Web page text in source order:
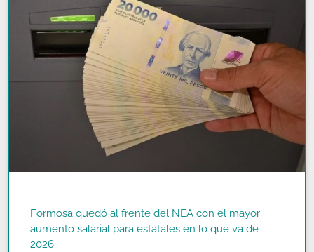
Formosa quedó al frente del NEA con el mayor
aumento salarial para estatales en lo que va de
2026